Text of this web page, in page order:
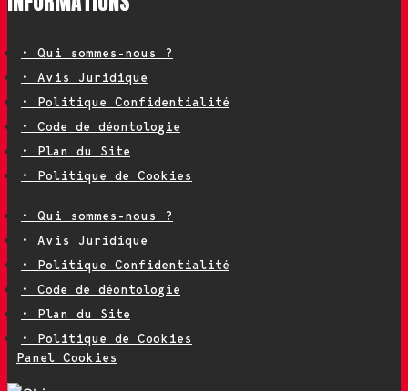
• Qui sommes-nous ?
• Avis Juridique
• Politique Confidentialité
• Code de déontologie
• Plan du Site
• Politique de Cookies
• Qui sommes-nous ?
• Avis Juridique
• Politique Confidentialité
• Code de déontologie
• Plan du Site
• Politique de Cookies
Panel Cookies